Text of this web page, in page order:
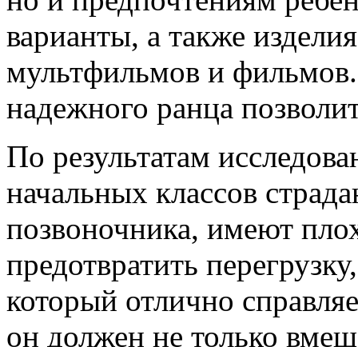
варианты, а также
мультфильмов и
надежного ранца
По результатам
начальных классов
позвоночника, имеют
предотвратить
который отлично
он должен не только